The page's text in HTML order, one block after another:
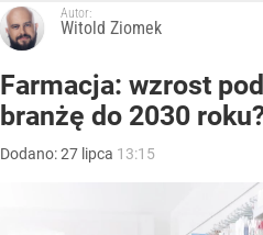
Autor:
Witold Ziomek
Farmacja: wzrost
branżę do 2030
Dodano:27 lipca 13:15